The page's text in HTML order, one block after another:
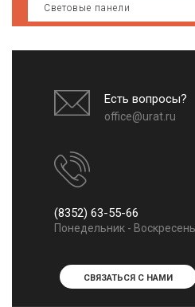
Есть вопросы?
office@urat.ru
(8352) 63-55-66
Понедельник -
СВЯЗАТЬСЯ С НАМИ